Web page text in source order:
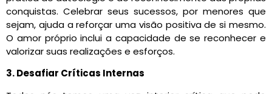
conquistas. Celebrar seus sucessos, por menores que
sejam, ajuda a reforçar uma visão positiva de si mesmo.
O amor próprio inclui a capacidade de se reconhecer e
valorizar suas realizações e esforços.
3. Desafiar Críticas Internas